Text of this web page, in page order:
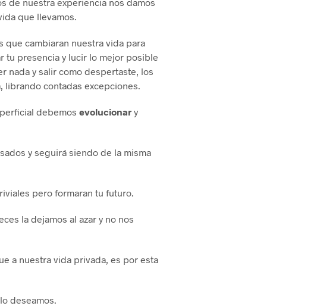
que llevamos.
que cambiaran nuestra vida para
tu presencia y lucir lo mejor posible
nada y salir como despertaste, los
contadas excepciones.
debemosevolucionar y
y seguirá siendo de la misma
pero formaran tu futuro.
la dejamos al azar y no nos
a nuestra vida privada, es por esta
deseamos.